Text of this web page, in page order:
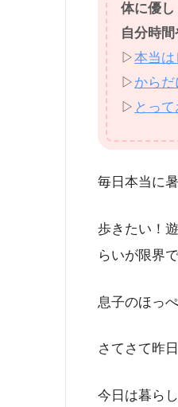
体に優
自分時
▷本当
▷ から
▷ とっ
毎日本当に
歩きたい！
らいが限界
息子のほっ
さてさて昨
今日は暮らし